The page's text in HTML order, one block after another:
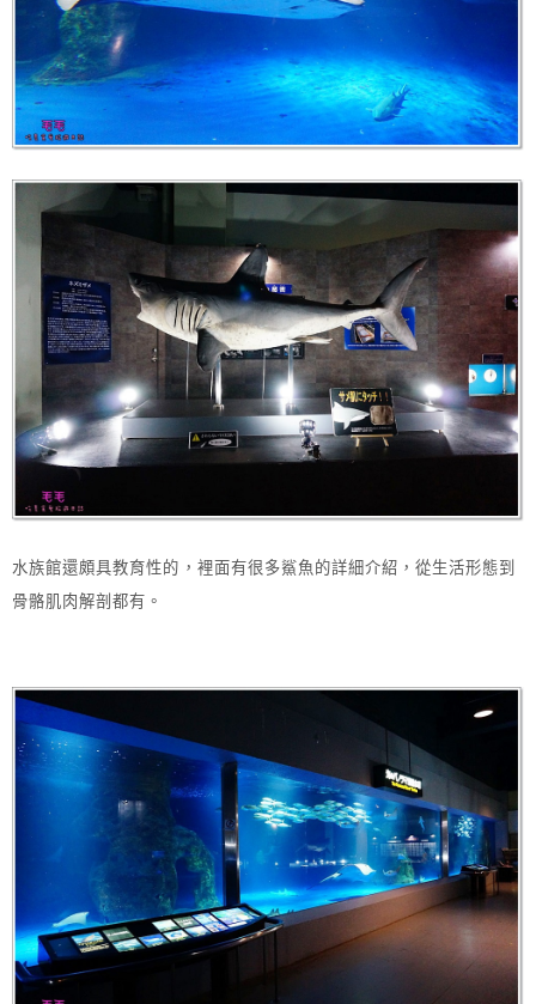
水族館還頗具教育性的，裡面有很多鯊魚的詳細介紹，從生活形態到
骨骼肌肉解剖都有。